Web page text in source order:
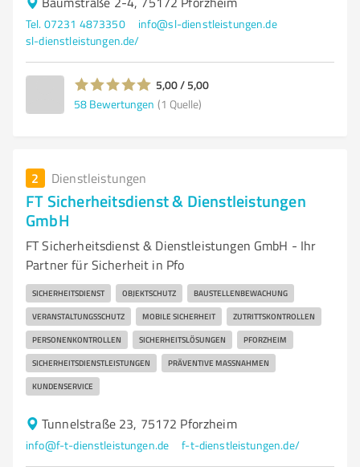
Tel. 07231 4873350
info@sl-dienstleistungen.de
sl-dienstleistungen.de/
5,00 / 5,00
58 Bewertungen (1 Quelle)
2 Dienstleistungen
FT Sicherheitsdienst & Dienstleistungen
GmbH
FT Sicherheitsdienst & Dienstleistungen GmbH - Ihr
Partner für Sicherheit in Pfo
SICHERHEITSDIENST OBJEKTSCHUTZ BAUSTELLENBEWACHUNG
VERANSTALTUNGSSCHUTZ MOBILE SICHERHEIT ZUTRITTSKONTROLLEN
PERSONENKONTROLLEN SICHERHEITSLÖSUNGEN PFORZHEIM
SICHERHEITSDIENSTLEISTUNGEN PRÄVENTIVE MASSNAHMEN
KUNDENSERVICE
Tunnelstraße 23, 75172 Pforzheim
info@f-t-dienstleistungen.de f-t-dienstleistungen.de/